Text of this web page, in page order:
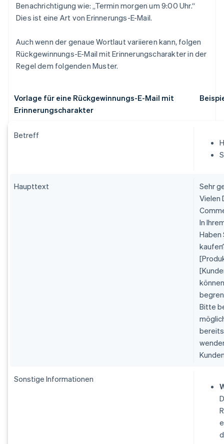
Benachrichtigung wie: „Termin morgen um 9:00 Uhr.“
Dies ist eine Art von Erinnerungs-E-Mail.
Auch wenn der genaue Wortlaut variieren kann, folgen
Rückgewinnungs-E-Mail mit Erinnerungscharakter in der
Regel dem folgenden Muster.
Vorlage für eine Rückgewinnungs-E-Mail mit
Erinnerungscharakter
Betreff
Haupttext
Sehr
Vielen
In
Haben
Bitte
Sonstige Informationen